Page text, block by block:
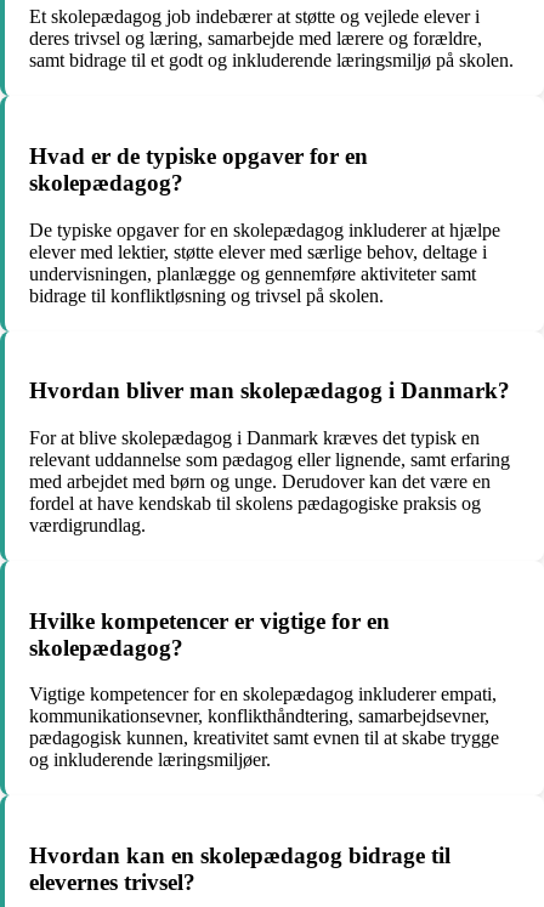
Et skolepædagog job indebærer at støtte og vejlede elever i
deres trivsel og læring, samarbejde med lærere og forældre,
samt bidrage til et godt og inkluderende læringsmiljø på skolen.
Hvad er de typiske opgaver for en
skolepædagog?
De typiske opgaver for en skolepædagog inkluderer at hjælpe
elever med lektier, støtte elever med særlige behov, deltage i
undervisningen, planlægge og gennemføre aktiviteter samt
bidrage til konfliktløsning og trivsel på skolen.
Hvordan bliver man skolepædagog i Danmark?
For at blive skolepædagog i Danmark kræves det typisk en
relevant uddannelse som pædagog eller lignende, samt erfaring
med arbejdet med børn og unge. Derudover kan det være en
fordel at have kendskab til skolens pædagogiske praksis og
værdigrundlag.
Hvilke kompetencer er vigtige for en
skolepædagog?
Vigtige kompetencer for en skolepædagog inkluderer empati,
kommunikationsevner, konflikthåndtering, samarbejdsevner,
pædagogisk kunnen, kreativitet samt evnen til at skabe trygge
og inkluderende læringsmiljøer.
Hvordan kan en skolepædagog bidrage til
elevernes trivsel?